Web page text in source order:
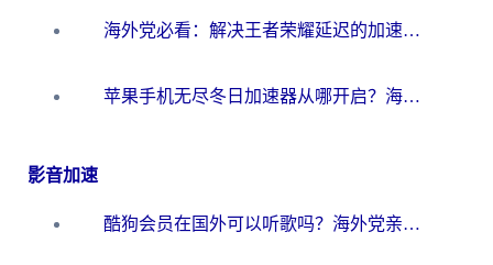
海外党必看：解决王者荣耀延迟的加速器终极指南——从EVE到猫和老鼠，一个工具全搞定
苹果手机无尽冬日加速器从哪开启？海外玩家的冬日生存指南
影音加速
酷狗会员在国外可以听歌吗？海外党亲测有效：3步解决音乐权限难题